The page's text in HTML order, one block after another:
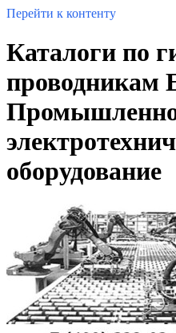
Перейти к контенту
Каталоги по
проводникам
оборудование